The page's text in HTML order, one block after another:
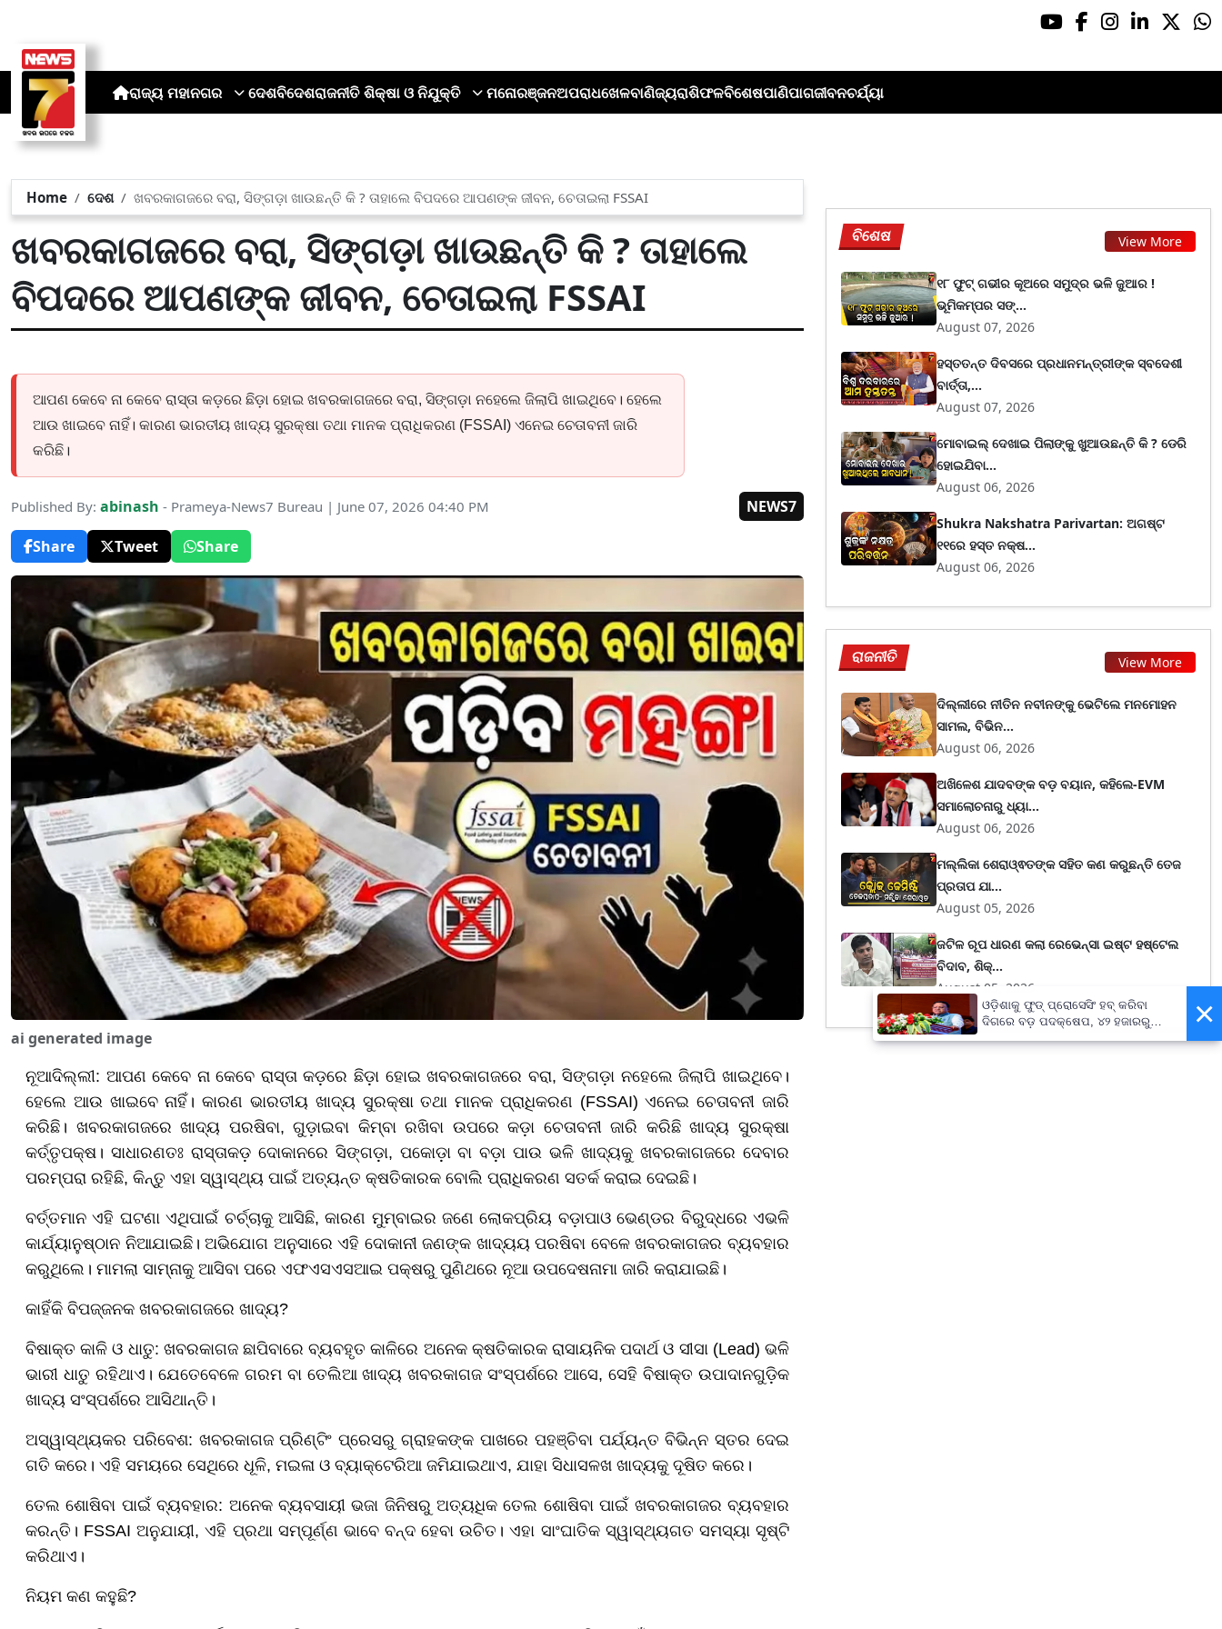
ରାଜ୍ୟ ମହାନଗର ଦେଶବିଦେଶରାଜନୀତି ଶିକ୍ଷା ଓ ନିଯୁକ୍ତି ମନୋରଞ୍ଜନଅପରାଧଖେଳବାଣିଜ୍ୟରାଶିଫଳବିଶେଷପାଣିପାଗଜୀବନଚର୍ଯ୍ୟା
Home ଦେଶ ଖବରକାଗଜରେ ବରା, ସିଙ୍ଗଡ଼ା ଖାଉଛନ୍ତି କି ? ତାହାଲେ ବିପଦରେ ଆପଣଙ୍କ ଜୀବନ, ଚେତାଇଲା FSSAI
ଖବରକାଗଜରେ ବରା, ସିଙ୍ଗଡ଼ା ଖାଉଛନ୍ତି କି ? ତାହାଲେ
ବିପଦରେ ଆପଣଙ୍କ ଜୀବନ, ଚେତାଇଲା FSSAI
ଆପଣ କେବେ ନା କେବେ ରାସ୍ତା କଡ଼ରେ ଛିଡ଼ା ହୋଇ ଖବରକାଗଜରେ ବରା, ସିଙ୍ଗଡ଼ା ନହେଲେ ଜିଲାପି ଖାଇଥିବେ। ହେଲେ
ଆଉ ଖାଇବେ ନାହିଁ। କାରଣ ଭାରତୀୟ ଖାଦ୍ୟ ସୁରକ୍ଷା ତଥା ମାନକ ପ୍ରାଧିକରଣ (FSSAI) ଏନେଇ ଚେତାବନୀ ଜାରି
କରିଛି।
Published By: abinash - Prameya-News7 Bureau | June 07, 2026 04:40 PM
NEWS7
Share
Tweet Share
ai generated image
ନୂଆଦିଲ୍ଲୀ: ଆପଣ କେବେ ନା କେବେ ରାସ୍ତା କଡ଼ରେ ଛିଡ଼ା ହୋଇ ଖବରକାଗଜରେ ବରା, ସିଙ୍ଗଡ଼ା ନହେଲେ ଜିଲାପି ଖାଇଥିବେ।
ହେଲେ ଆଉ ଖାଇବେ ନାହିଁ। କାରଣ ଭାରତୀୟ ଖାଦ୍ୟ ସୁରକ୍ଷା ତଥା ମାନକ ପ୍ରାଧିକରଣ (FSSAI) ଏନେଇ ଚେତାବନୀ ଜାରି
କରିଛି। ଖବରକାଗଜରେ ଖାଦ୍ୟ ପରଷିବା, ଗୁଡ଼ାଇବା କିମ୍ବା ରଖିବା ଉପରେ କଡ଼ା ଚେତାବନୀ ଜାରି କରିଛି ଖାଦ୍ୟ ସୁରକ୍ଷା
କର୍ତ୍ତୃପକ୍ଷ। ସାଧାରଣତଃ ରାସ୍ତାକଡ଼ ଦୋକାନରେ ସିଙ୍ଗଡ଼ା, ପକୋଡ଼ା ବା ବଡ଼ା ପାଉ ଭଳି ଖାଦ୍ୟକୁ ଖବରକାଗଜରେ ଦେବାର
ପରମ୍ପରା ରହିଛି, କିନ୍ତୁ ଏହା ସ୍ୱାସ୍ଥ୍ୟ ପାଇଁ ଅତ୍ୟନ୍ତ କ୍ଷତିକାରକ ବୋଲି ପ୍ରାଧିକରଣ ସତର୍କ କରାଇ ଦେଇଛି।
ବର୍ତ୍ତମାନ ଏହି ଘଟଣା ଏଥିପାଇଁ ଚର୍ଚ୍ଚାକୁ ଆସିଛି, କାରଣ ମୁମ୍ବାଇର ଜଣେ ଲୋକପ୍ରିୟ ବଡ଼ାପାଓ ଭେଣ୍ଡର ବିରୁଦ୍ଧରେ ଏଭଳି
କାର୍ଯ୍ୟାନୁଷ୍ଠାନ ନିଆଯାଇଛି। ଅଭିଯୋଗ ଅନୁସାରେ ଏହି ଦୋକାନୀ ଜଣଙ୍କ ଖାଦ୍ୟୟ ପରଷିବା ବେଳେ ଖବରକାଗଜର ବ୍ୟବହାର
କରୁଥିଲେ। ମାମଲା ସାମ୍ନାକୁ ଆସିବା ପରେ ଏଫଏସଏସଆଇ ପକ୍ଷରୁ ପୁଣିଥରେ ନୂଆ ଉପଦେଷନାମା ଜାରି କରାଯାଇଛି।
କାହିଁକି ବିପଜ୍ଜନକ ଖବରକାଗଜରେ ଖାଦ୍ୟ?
ବିଷାକ୍ତ କାଳି ଓ ଧାତୁ: ଖବରକାଗଜ ଛାପିବାରେ ବ୍ୟବହୃତ କାଳିରେ ଅନେକ କ୍ଷତିକାରକ ରାସାୟନିକ ପଦାର୍ଥ ଓ ସୀସା (Lead) ଭଳି
ଭାରୀ ଧାତୁ ରହିଥାଏ। ଯେତେବେଳେ ଗରମ ବା ତେଲିଆ ଖାଦ୍ୟ ଖବରକାଗଜ ସଂସ୍ପର୍ଶରେ ଆସେ, ସେହି ବିଷାକ୍ତ ଉପାଦାନଗୁଡ଼ିକ
ଖାଦ୍ୟ ସଂସ୍ପର୍ଶରେ ଆସିଥାନ୍ତି।
ଅସ୍ୱାସ୍ଥ୍ୟକର ପରିବେଶ: ଖବରକାଗଜ ପ୍ରିଣ୍ଟିଂ ପ୍ରେସରୁ ଗ୍ରାହକଙ୍କ ପାଖରେ ପହଞ୍ଚିବା ପର୍ଯ୍ୟନ୍ତ ବିଭିନ୍ନ ସ୍ତର ଦେଇ
ଗତି କରେ। ଏହି ସମୟରେ ସେଥିରେ ଧୂଳି, ମଇଳା ଓ ବ୍ୟାକ୍ଟେରିଆ ଜମିଯାଇଥାଏ, ଯାହା ସିଧାସଳଖ ଖାଦ୍ୟକୁ ଦୂଷିତ କରେ।
ତେଲ ଶୋଷିବା ପାଇଁ ବ୍ୟବହାର: ଅନେକ ବ୍ୟବସାୟୀ ଭଜା ଜିନିଷରୁ ଅତ୍ୟଧିକ ତେଲ ଶୋଷିବା ପାଇଁ ଖବରକାଗଜର ବ୍ୟବହାର
କରନ୍ତି। FSSAI ଅନୁଯାୟୀ, ଏହି ପ୍ରଥା ସମ୍ପୂର୍ଣ୍ଣ ଭାବେ ବନ୍ଦ ହେବା ଉଚିତ। ଏହା ସାଂଘାତିକ ସ୍ୱାସ୍ଥ୍ୟଗତ ସମସ୍ୟା ସୃଷ୍ଟି
କରିଥାଏ।
ନିୟମ କଣ କହୁଛି?
ବିଶେଷ View More
୧୮ ଫୁଟ୍ ଗଭୀର କୂଅରେ ସମୁଦ୍ର ଭଳି ଜୁଆର !
ଭୂମିକମ୍ପର ସଙ୍...
August 07, 2026
ହସ୍ତତନ୍ତ ଦିବସରେ ପ୍ରଧାନମନ୍ତ୍ରୀଙ୍କ ସ୍ବଦେଶୀ
ବାର୍ତ୍ତା,...
August 07, 2026
ମୋବାଇଲ୍ ଦେଖାଇ ପିଲାଙ୍କୁ ଖୁଆଉଛନ୍ତି କି ? ଡେରି
ହୋଇଯିବା...
August 06, 2026
Shukra Nakshatra Parivartan: ଅଗଷ୍ଟ
୧୧ରେ ହସ୍ତ ନକ୍ଷ...
August 06, 2026
ରାଜନୀତି View More
ଦିଲ୍ଲୀରେ ନୀତିନ ନବୀନଙ୍କୁ ଭେଟିଲେ ମନମୋହନ
ସାମଲ, ବିଭିନ...
August 06, 2026
ଅଖିଳେଶ ଯାଦବଙ୍କ ବଡ଼ ବୟାନ, କହିଲେ-EVM
ସମାଲୋଚନାରୁ ଧ୍ୟା...
August 06, 2026
ମଲ୍ଲିକା ଶେରାଓ୍ଵତଙ୍କ ସହିତ କଣ କରୁଛନ୍ତି ତେଜ
ପ୍ରତାପ ଯା...
August 05, 2026
ଜଟିଳ ରୂପ ଧାରଣ କଲା ରେଭେନ୍ସା ଇଷ୍ଟ ହଷ୍ଟେଲ
ବିଦାବ, ଶିକ୍...
August 05, 2026
×
ଓଡ଼ିଶାକୁ ଫୁଡ୍ ପ୍ରୋସେସିଂ ହବ୍ କରିବା
ଦିଗରେ ବଡ଼ ପଦକ୍ଷେପ, ୪୨ ହଜାରରୁ
ଅଧିକ ନିଯୁକ୍ତି ସୁଯୋଗ